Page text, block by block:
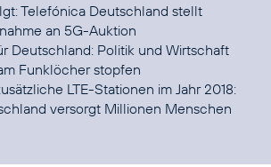
Telefónica Deutschland stellt
an 5G-Auktion
Deutschland: Politik und Wirtschaft
Funklöcher stopfen
LTE-Stationen im Jahr 2018:
versorgt Millionen Menschen